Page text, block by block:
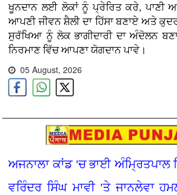
ਖੂਨਦਾਨ ਲਈ ਲੋਕਾਂ ਨੂੰ ਪ੍ਰੇਰਿਤ ਕਰੇ, ਪਾਣੀ
ਆਪਣੀ ਜੀਵਨ ਸ਼ੈਲੀ ਦਾ ਹਿੱਸਾ ਬਣਾਏ ਅਤੇ
ਸੁਰੱਖਿਆ ਨੂੰ ਲੋਕ ਭਾਗੀਦਾਰੀ ਦਾ ਅੰਦੋਲਨ
ਨਿਰਮਾਣ ਵਿੱਚ ਆਪਣਾ ਯੋਗਦਾਨ ਪਾਵੇ।
05 August, 2026
ਅਜਨਾਲਾ ਕਾਂਡ 'ਚ ਭਾਈ ਅੰਮ੍ਰਿਤਪਾਲ
ਵਰਿੰਦਰ ਸਿੰਘ ਮਾਵੀ 'ਤੇ ਜਾਨਲੇਵਾ